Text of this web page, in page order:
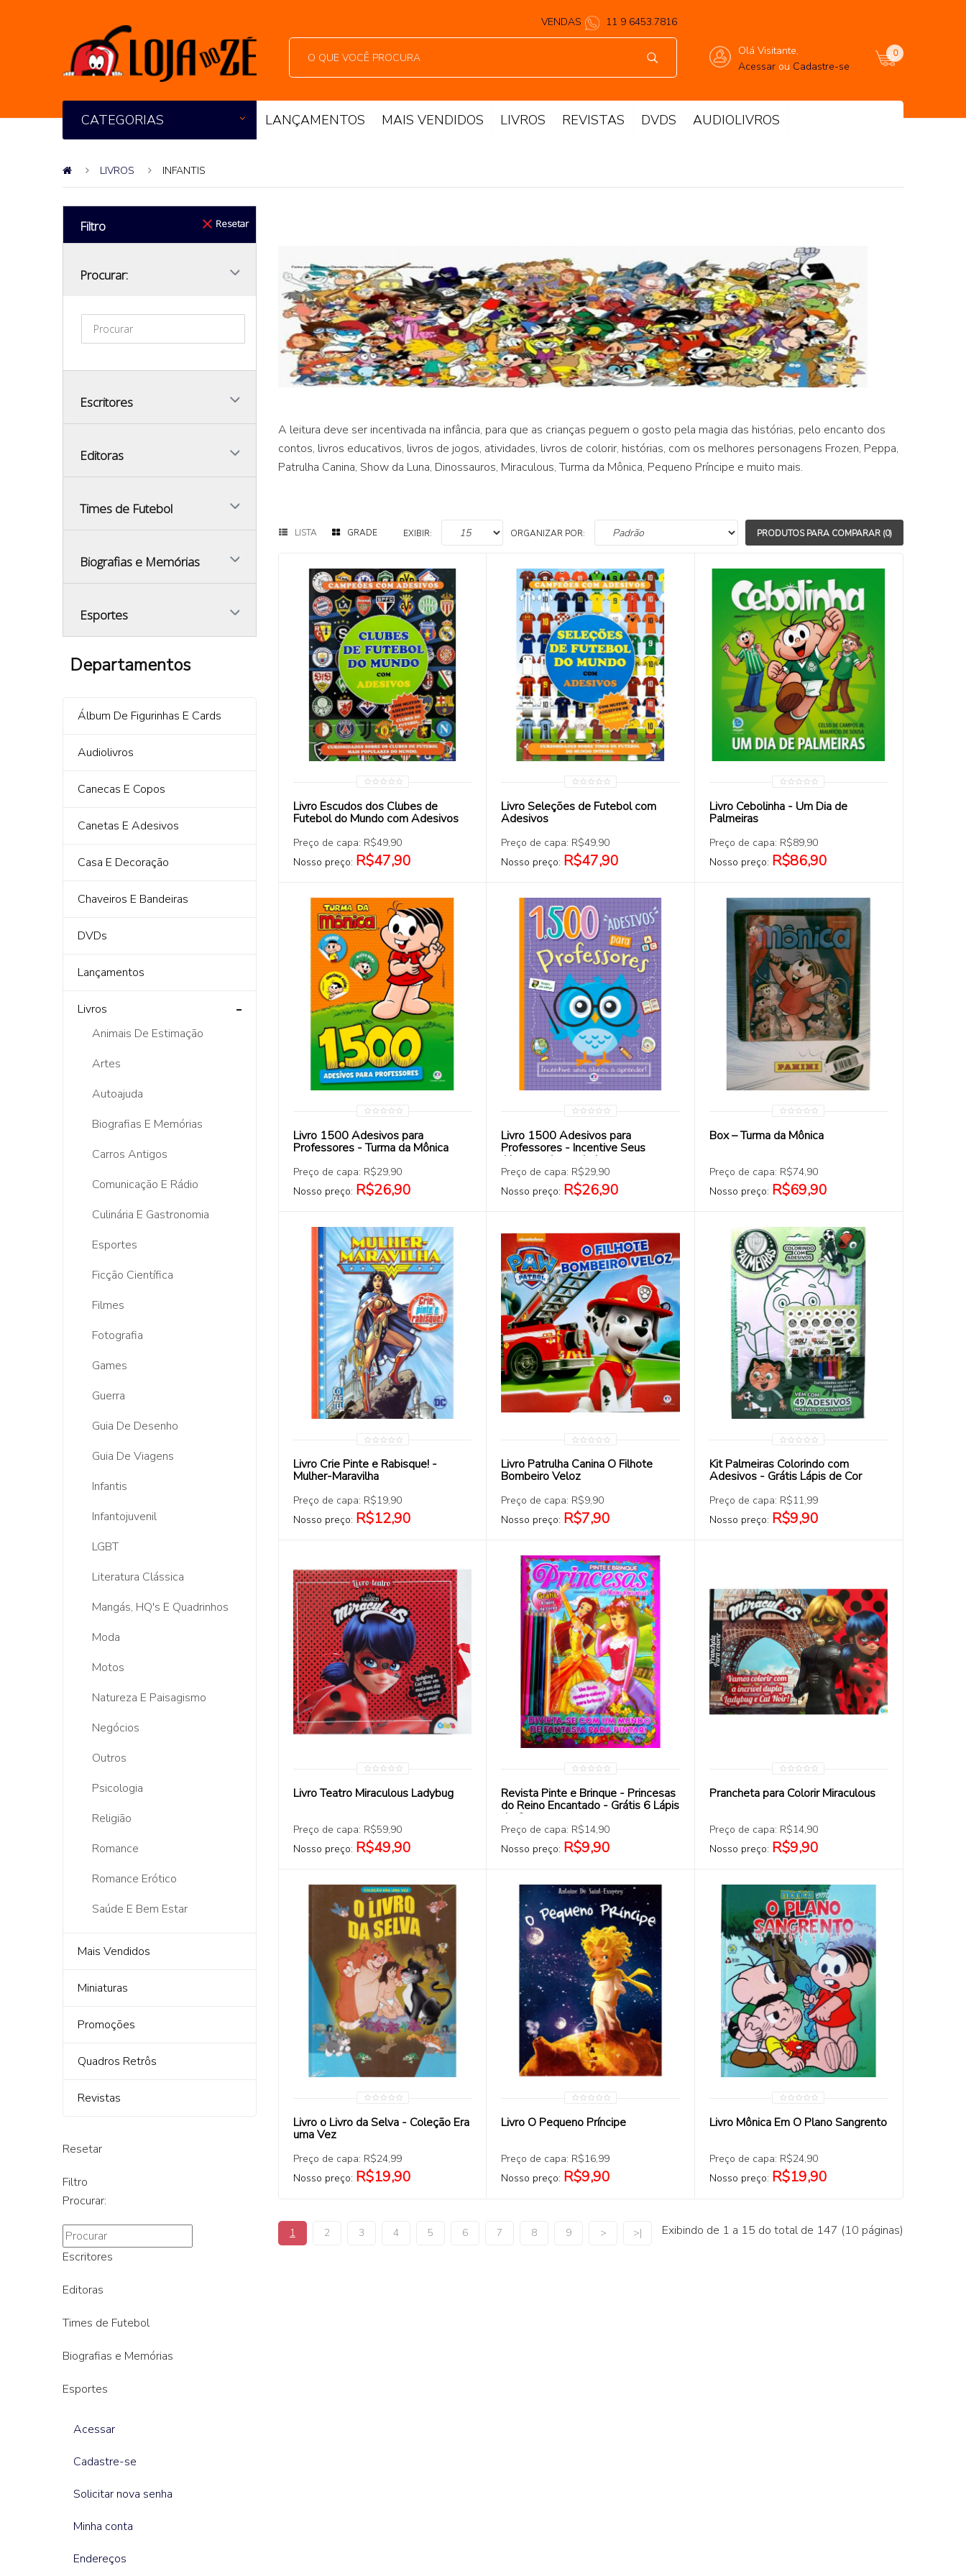
VENDAS 11 9 6453.7816
Olá Visitante,
Acessar ou Cadastre-se
0
CATEGORIAS LANÇAMENTOS MAIS VENDIDOS LIVROS REVISTAS DVDS AUDIOLIVROS
LIVROS INFANTIS
Resetar
Filtro
Procurar:
Escritores
Editoras
Times de Futebol
Biografias e Memórias
Esportes
Departamentos
Álbum De Figurinhas E Cards
Audiolivros
Canecas E Copos
Canetas E Adesivos
Casa E Decoração
Chaveiros E Bandeiras
DVDs
Lançamentos
Livros
Animais De Estimação
Artes
Autoajuda
Biografias E Memórias
Carros Antigos
Comunicação E Rádio
Culinária E Gastronomia
Esportes
Ficção Científica
Filmes
Fotografia
Games
Guerra
Guia De Desenho
Guia De Viagens
Infantis
Infantojuvenil
LGBT
Literatura Clássica
Mangás, HQ's E Quadrinhos
Moda
Motos
Natureza E Paisagismo
Negócios
Outros
Psicologia
Religião
Romance
Romance Erótico
Saúde E Bem Estar
Mais Vendidos
Miniaturas
Promoções
Quadros Retrôs
Revistas
Resetar
Filtro
Procurar:
Escritores
Editoras
Times de Futebol
Biografias e Memórias
Esportes
Acessar
Cadastre-se
Solicitar nova senha
Minha conta
Endereços
A leitura deve ser incentivada na infância, para que as crianças peguem o gosto pela magia das histórias, pelo encanto dos
contos, livros educativos, livros de jogos, atividades, livros de colorir, histórias, com os melhores personagens Frozen, Peppa,
Patrulha Canina, Show da Luna, Dinossauros, Miraculous, Turma da Mônica, Pequeno Príncipe e muito mais.
LISTA GRADE PRODUTOS PARA COMPARAR (0)
ORGANIZAR POR:
EXIBIR:
Livro Escudos dos Clubes de
Futebol do Mundo com Adesivos
Preço de capa: R$49,90
Nosso preço: R$47,90
COMPRAR
Livro Seleções de Futebol com
Adesivos
Preço de capa: R$49,90
Nosso preço: R$47,90
COMPRAR
Livro Cebolinha - Um Dia de
Palmeiras
Preço de capa: R$89,90
Nosso preço: R$86,90
COMPRAR
Livro 1500 Adesivos para
Professores - Turma da Mônica
Preço de capa: R$29,90
Nosso preço: R$26,90
COMPRAR
Livro 1500 Adesivos para
Professores - Incentive Seus
Alunos a Aprender!
Preço de capa: R$29,90
Nosso preço: R$26,90
COMPRAR
Box – Turma da Mônica
Preço de capa: R$74,90
Nosso preço: R$69,90
COMPRAR
Livro Crie Pinte e Rabisque! -
Mulher-Maravilha
Preço de capa: R$19,90
Nosso preço: R$12,90
COMPRAR
Livro Patrulha Canina O Filhote
Bombeiro Veloz
Preço de capa: R$9,90
Nosso preço: R$7,90
COMPRAR
Kit Palmeiras Colorindo com
Adesivos - Grátis Lápis de Cor
Preço de capa: R$11,99
Nosso preço: R$9,90
COMPRAR
Livro Teatro Miraculous Ladybug
Preço de capa: R$59,90
Nosso preço: R$49,90
COMPRAR
Revista Pinte e Brinque - Princesas
do Reino Encantado - Grátis 6 Lápis
de Cor
Preço de capa: R$14,90
Nosso preço: R$9,90
COMPRAR
Prancheta para Colorir Miraculous
Preço de capa: R$14,90
Nosso preço: R$9,90
COMPRAR
Livro o Livro da Selva - Coleção Era
uma Vez
Preço de capa: R$24,99
Nosso preço: R$19,90
COMPRAR
Livro O Pequeno Príncipe
Preço de capa: R$16,99
Nosso preço: R$9,90
COMPRAR
Livro Mônica Em O Plano Sangrento
Preço de capa: R$24,90
Nosso preço: R$19,90
COMPRAR
1 2 3 4 5 6 7 8 9 > >| Exibindo de 1 a 15 do total de 147 (10 páginas)